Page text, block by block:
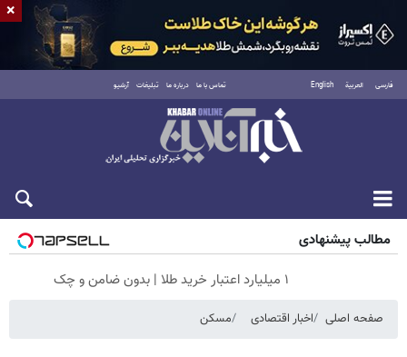
فارسی العربية English تماس با ما درباره ما تبلیغات آرشیو
جمعه ۱۶ مرداد ۱۴۰۵
مطالب پیشنهادی
۱ میلیارد اعتبار خرید طلا | بدون ضامن و چک
صفحه اصلی اخبار اقتصادی مسکن
×